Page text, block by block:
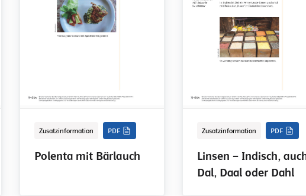
Zusatzinformation PDF
Polenta mit Bärlauch
Zusatzinformation PDF
Linsen – Indisch,
Dal, Daal oder Dahl